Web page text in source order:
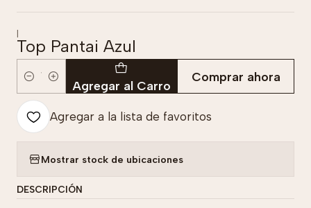
|
Top Pantai Azul
Cantidad Agregar al Carro
Comprar ahora
Agregar a la lista de favoritos
Mostrar stock de ubicaciones
DESCRIPCIÓN